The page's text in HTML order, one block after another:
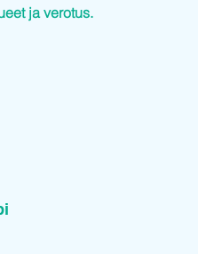
ja verotus.